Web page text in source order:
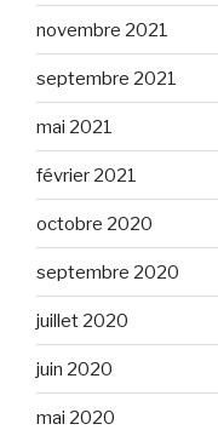
novembre 2021
septembre 2021
mai 2021
février 2021
octobre 2020
septembre 2020
juillet 2020
juin 2020
mai 2020